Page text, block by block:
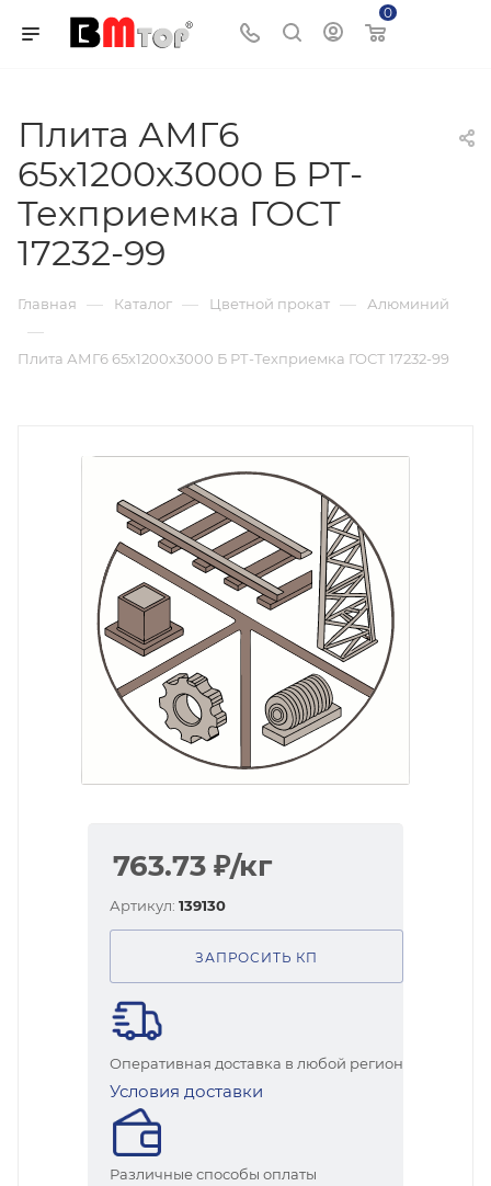
0
Плита АМГ6
65х1200х3000 Б РТ-
Техприемка ГОСТ
17232-99
Главная — Каталог — Цветной прокат — Алюминий
—
Плита АМГ6 65х1200х3000 Б РТ-Техприемка ГОСТ 17232-99
763.73 ₽/кг
Артикул: 139130
ЗАПРОСИТЬ КП
Оперативная доставка в любой регион
Условия доставки
Различные способы оплаты